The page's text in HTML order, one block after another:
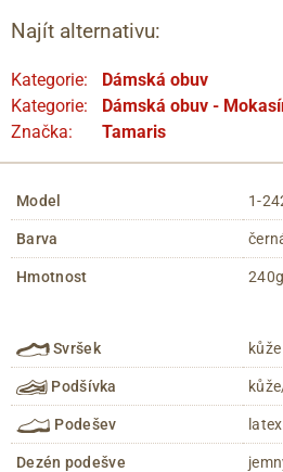
Najít alternativu:
Kategorie:
Dámská obuv
Kategorie:
Dámská obuv -
Značka:
Tamaris
Model 1-
Barva
Hmotnost
Svršek kůže
Podšívka
Podešev latex
Dezén podešve